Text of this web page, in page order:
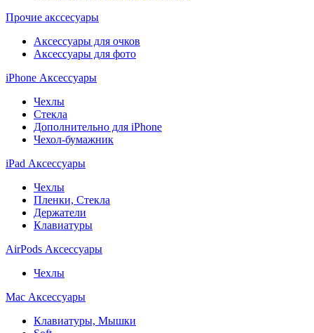
Прочие акссесуары
Аксессуары для очков
Аксессуары для фото
iPhone Аксессуары
Чехлы
Стекла
Дополнительно для iPhone
Чехол-бумажник
iPad Аксессуары
Чехлы
Пленки, Стекла
Держатели
Клавиатуры
AirPods Аксессуары
Чехлы
Mac Аксессуары
Клавиатуры, Мышки